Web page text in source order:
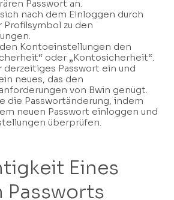
Passwort an.
nach dem Einloggen durch
Profilsymbol zu den
Kontoeinstellungen den
oder „Kontosicherheit“.
derzeitiges Passwort ein und
neues, das den
von Bwin genügt.
die Passwortänderung, indem
neuen Passwort einloggen und
überprüfen.
Eines
Passworts